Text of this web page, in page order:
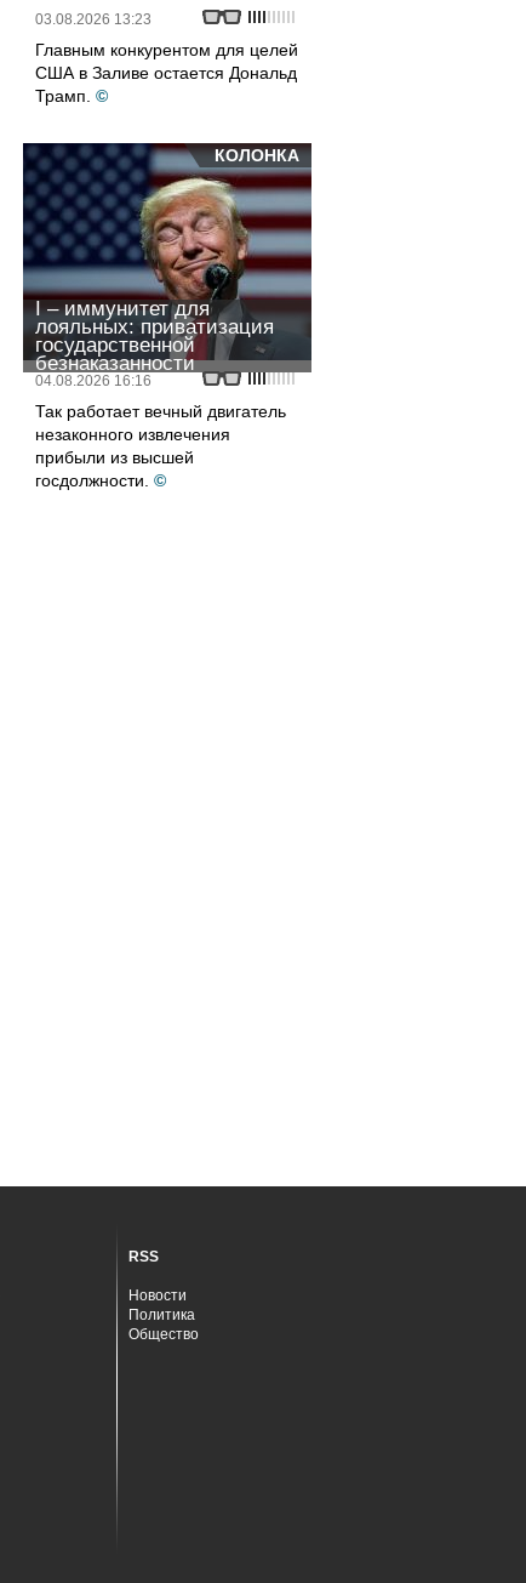
03.08.2026 13:23
Главным конкурентом для целей
США в Заливе остается Дональд
Трамп. ©
КОЛОНКА
I – иммунитет для
лояльных: приватизация
государственной
безнаказанности
04.08.2026 16:16
Так работает вечный двигатель
незаконного извлечения
прибыли из высшей
госдолжности. ©
RSS
Новости
Политика
Общество